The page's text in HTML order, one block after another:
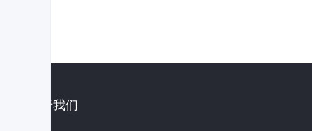
关于我们